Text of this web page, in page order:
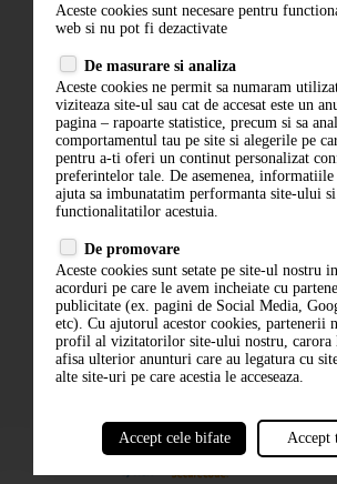
Contact
Politica de confidentialitate
ANPC
ABONARE LA NEWSLETTER
Aceste cookies sunt necesare pentru
web si nu pot fi dezactivate
De masurare si analiza
Aceste cookies ne permit sa numaram
viziteaza site-ul sau cat de accesat este un
pagina – rapoarte statistice, precum si sa
comportamentul tau pe site si alegerile pe
pentru a-ti oferi un continut personalizat
preferintelor tale. De asemenea, informatiile
ajuta sa imbunatatim performanta site-ului
functionalitatilor acestuia.
De promovare
Aceste cookies sunt setate pe site-ul nostru
acorduri pe care le avem incheiate cu
publicitate (ex. pagini de Social Media,
etc). Cu ajutorul acestor cookies, partenerii
profil al vizitatorilor site-ului nostru, carora
afisa ulterior anunturi care au legatura cu
alte site-uri pe care acestia le acceseaza.
Accept cele bifate Accept